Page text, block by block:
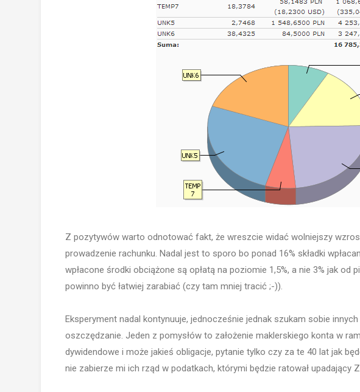
Z pozytywów warto odnotować fakt, że wreszcie widać wolniejszy
prowadzenie rachunku. Nadal jest to sporo bo ponad 16% składki
wpłacone środki obciążone są opłatą na poziomie 1,5%, a nie 3% jak od
powinno być łatwiej zarabiać (czy tam mniej tracić ;-)).
Eksperyment nadal kontynuuje, jednocześnie jednak szukam sobie
oszczędzanie. Jeden z pomysłów to założenie maklerskiego konta w
dywidendowe i może jakieś obligacje, pytanie tylko czy za te 40 lat jak
nie zabierze mi ich rząd w podatkach, którymi będzie ratował upadający